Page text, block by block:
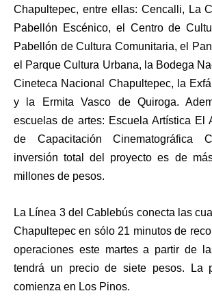
Chapultepec, entre ellas: Cencalli, La
Pabellón Escénico, el Centro de
Pabellón de Cultura Comunitaria, el
el Parque Cultura Urbana, la Bodega
Cineteca Nacional Chapultepec, la
y la Ermita Vasco de Quiroga.
escuelas de artes: Escuela Artística El
de Capacitación Cinematográfica
inversión total del proyecto es de
millones de pesos.
La Línea 3 del Cablebús conecta las
Chapultepec en sólo 21 minutos de
operaciones este martes a partir de
tendrá un precio de siete pesos. La
comienza en Los Pinos.